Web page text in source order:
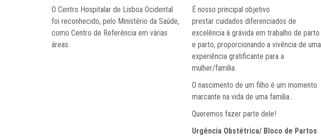
O Centro Hospitalar de Lisboa Ocidental
foi reconhecido, pelo Ministério da Saúde,
como Centro de Referência em várias
áreas.
É nosso principal objetivo
prestar cuidados diferenciados de
excelência à grávida em trabalho de parto
e parto, proporcionando a vivência de uma
experiência gratificante para a
mulher/família.
O nascimento de um filho é um momento
marcante na vida de uma família...
Queremos fazer parte dele!
Urgência Obstétrica/ Bloco de Partos